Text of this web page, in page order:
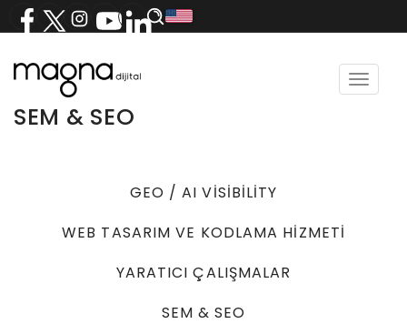
Toggle
SEM & SEO
GEO / AI VISIBILITY
WEB TASARIM VE KODLAMA HİZMETİ
YARATICI ÇALIŞMALAR
SEM & SEO
YILDIRIM SOĞUTMA - DİJİTAL
REKLAMCILIK